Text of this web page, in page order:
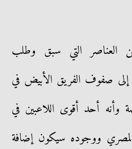
العناصر التي سبق وطلب
إلى صفوف الفريق الأبيض في
وأنه أحد أقوى اللاعبين في
ووجوده سيكون إضافة